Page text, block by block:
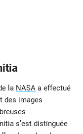
la NASA a effectué
des images
s’est distinguée